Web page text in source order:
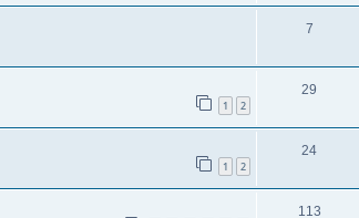
7
1 2
29
1 2
24
113